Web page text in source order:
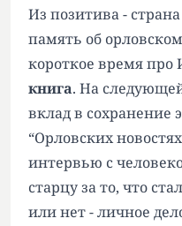
Из позитива -
память об
короткое время
книга. На
вклад в сохранение
“Орловских
интервью с
старцу за то, что
или нет - личное